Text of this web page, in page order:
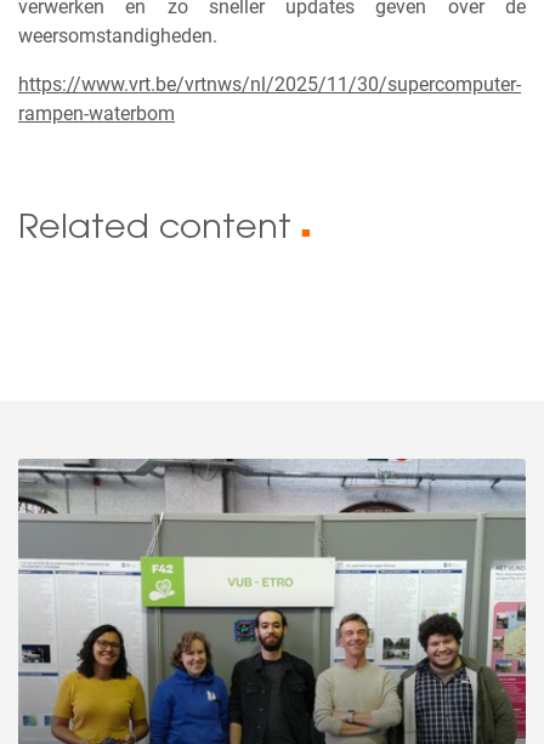
verwerken en zo sneller updates geven over de
weersomstandigheden.
https://www.vrt.be/vrtnws/nl/2025/11/30/supercomputer-
rampen-waterbom
Related content ■